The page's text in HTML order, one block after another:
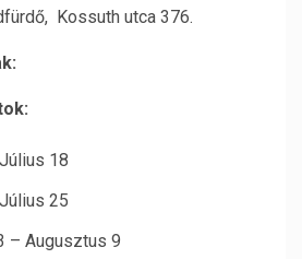
Kossuth utca 376.
18
25
– Augusztus 9